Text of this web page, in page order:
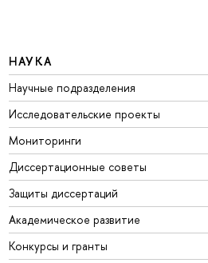
НАУКА
Научные подразделения
Исследовательские проекты
Мониторинги
Диссертационные советы
Защиты диссертаций
Академическое развитие
Конкурсы и гранты